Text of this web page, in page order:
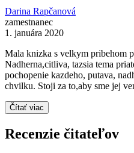
Darina Rapčanová
zamestnanec
1. januára 2020
Mala knizka s velkym pribehom
Nadherna,citliva, tazsia tema
pochopenie kazdeho, putava,
chvilku. Stoji za to,aby sme jej
Čítať viac
Recenzie čitateľov